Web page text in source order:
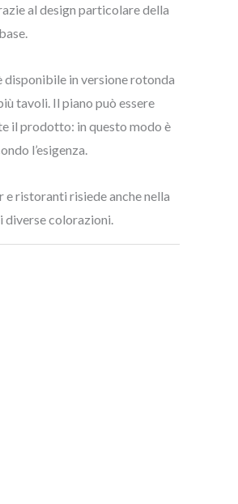
al design particolare della
in versione rotonda
tavoli. Il piano può essere
il prodotto: in questo modo è
l’esigenza.
ristoranti risiede anche nella
colorazioni.